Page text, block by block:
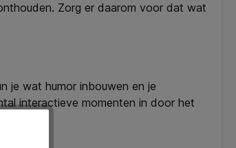
Zorg er daarom voor dat wat
je wat humor inbouwen en je
interactieve momenten in door het